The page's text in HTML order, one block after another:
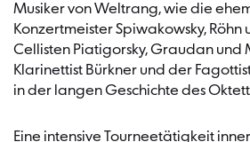
Musiker von Weltrang, wie die
Konzertmeister Spiwakowsky, Röhn
Cellisten Piatigorsky, Graudan und
Klarinettist Bürkner und der
in der langen Geschichte des
Eine intensive Tourneetätigkeit